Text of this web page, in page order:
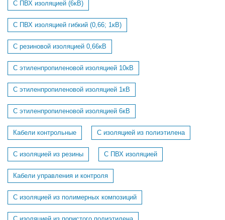
С ПВХ изоляцией (6кВ)
С ПВХ изоляцией гибкий (0,66; 1кВ)
С резиновой изоляцией 0,66кВ
С этиленпропиленовой изоляцией 10кВ
С этиленпропиленовой изоляцией 1кВ
С этиленпропиленовой изоляцией 6кВ
Кабели контрольные С изоляцией из полиэтилена
С изоляцией из резины С ПВХ изоляцией
Кабели управления и контроля
С изоляцией из полимерных композиций